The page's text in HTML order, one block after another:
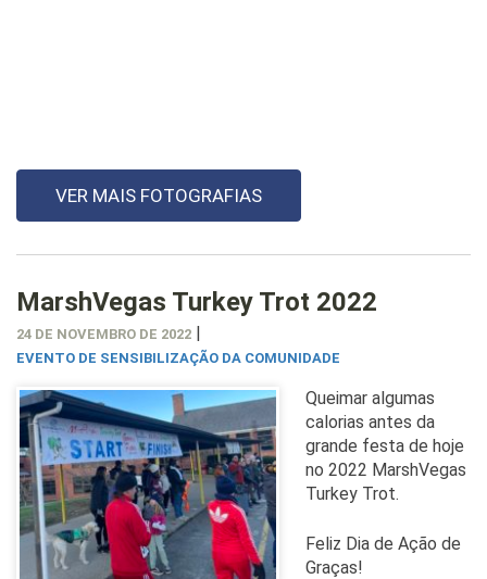
VER MAIS FOTOGRAFIAS
MarshVegas Turkey Trot 2022
24 DE NOVEMBRO DE 2022 |
EVENTO DE SENSIBILIZAÇÃO DA COMUNIDADE
Queimar algumas
calorias antes da
grande festa de hoje
no 2022 MarshVegas
Turkey Trot.
Feliz Dia de Ação de
Graças!